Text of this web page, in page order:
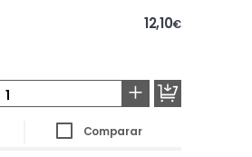
12,10€
+
Comparar